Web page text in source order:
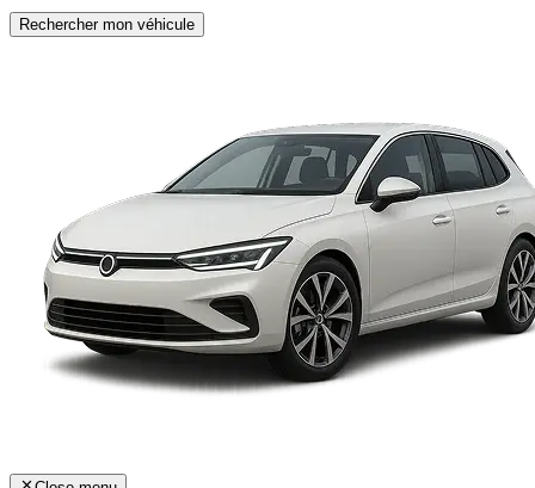
Rechercher mon véhicule